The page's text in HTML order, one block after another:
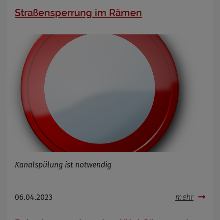
Straßensperrung im Rämen
Kanalspülung ist notwendig
06.04.2023 mehr
Cookie Name